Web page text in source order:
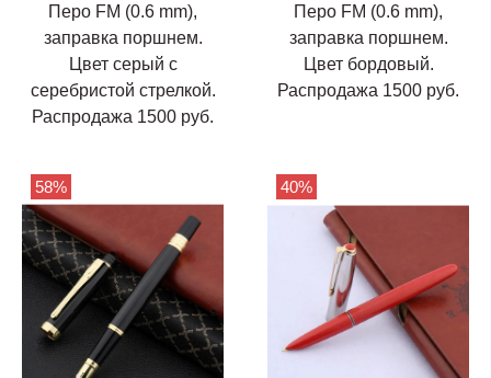
Перо FM (0.6 mm),
заправка поршнем.
Цвет серый с
серебристой стрелкой.
Распродажа 1500 руб.
Перо FM (0.6 mm),
заправка поршнем.
Цвет бордовый.
Распродажа 1500 руб.
58% 40%